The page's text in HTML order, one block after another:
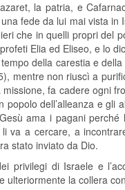
la patria, e
fede da lui mai vista in
che in quelli propri del
Elia ed Eliseo, e lo
della carestia e
mentre non riuscì a
fa cadere ogni
dell’alleanza e gli
ama i pagani
va a cercare, a
stato inviato da Dio.
privilegi di Israele e
la collera